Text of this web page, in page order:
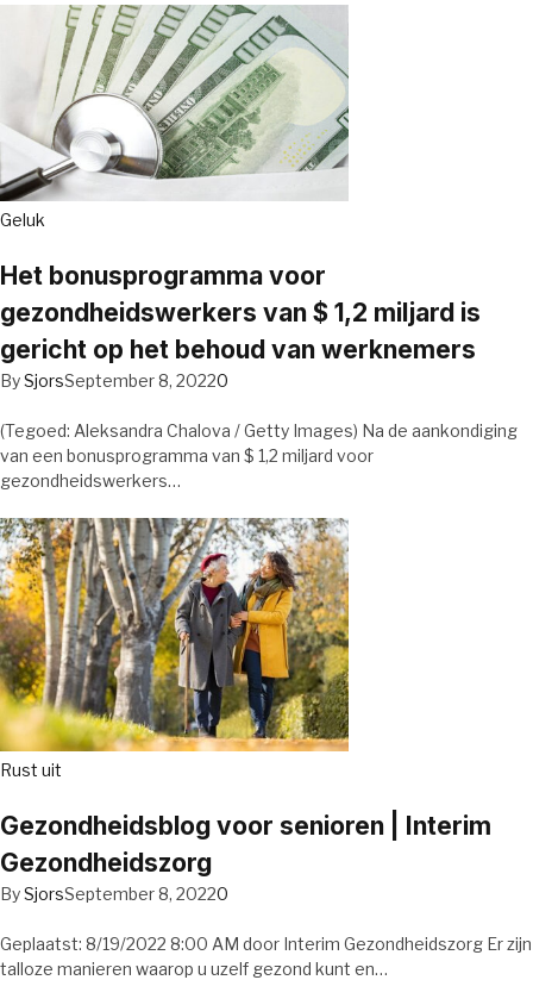
Geluk
Het bonusprogramma voor
gezondheidswerkers van $ 1,2 miljard is
gericht op het behoud van werknemers
BySjorsSeptember 8, 20220
(Tegoed: Aleksandra Chalova / Getty Images) Na de aankondiging
van een bonusprogramma van $ 1,2 miljard voor
gezondheidswerkers…
Rust uit
Gezondheidsblog voor senioren | Interim
Gezondheidszorg
BySjorsSeptember 8, 20220
Geplaatst: 8/19/2022 8:00 AM door Interim Gezondheidszorg Er zijn
talloze manieren waarop u uzelf gezond kunt en…